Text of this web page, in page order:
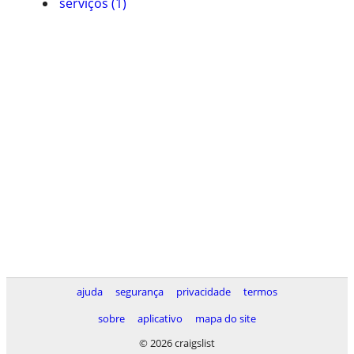
ajuda segurança privacidade
termos
sobre
aplicativo
mapa do site
© 2026 craigslist